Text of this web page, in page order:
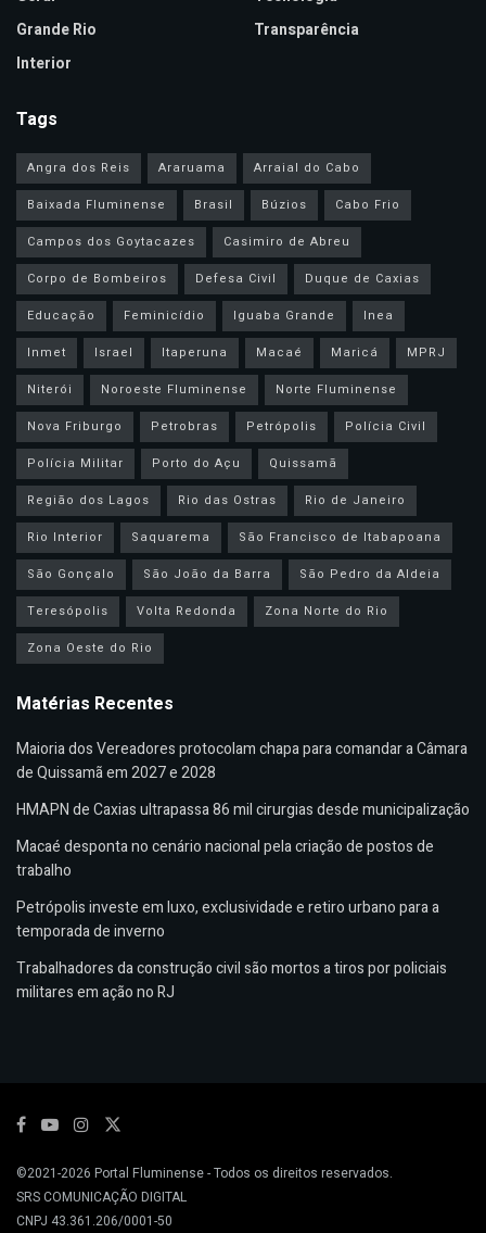
Grande Rio
Interior
Transparência
Tags
Angra dos Reis Araruama
Arraial do Cabo
Baixada Fluminense
Brasil Búzios
Cabo Frio
Campos dos Goytacazes
Casimiro de Abreu
Corpo de Bombeiros
Defesa Civil
Duque de Caxias
Educação
Feminicídio Iguaba Grande
Inea
Inmet
Israel Itaperuna Macaé Maricá
MPRJ
Niterói
Noroeste Fluminense
Norte Fluminense
Nova Friburgo
Petrobras Petrópolis
Polícia Civil
Polícia Militar
Porto do Açu
Quissamã
Região dos Lagos
Rio das Ostras
Rio de Janeiro
Rio Interior
Saquarema
São Francisco de Itabapoana
São Gonçalo
São João da Barra
São Pedro da Aldeia
Teresópolis
Volta Redonda
Zona Norte do Rio
Zona Oeste do Rio
Matérias Recentes
Maioria dos Vereadores protocolam chapa para comandar a Câmara
de Quissamã em 2027 e 2028
HMAPN de Caxias ultrapassa 86 mil cirurgias desde municipalização
Macaé desponta no cenário nacional pela criação de postos de
trabalho
Petrópolis investe em luxo, exclusividade e retiro urbano para a
temporada de inverno
Trabalhadores da construção civil são mortos a tiros por policiais
militares em ação no RJ
©2021-2026 Portal Fluminense- Todos os direitos reservados.
SRS COMUNICAÇÃO DIGITAL
CNPJ 43.361.206/0001-50